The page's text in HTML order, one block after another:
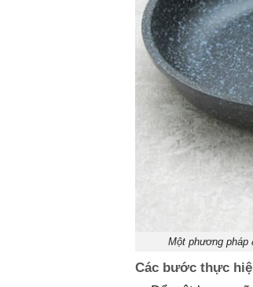
Một phương pháp
Các bước thực